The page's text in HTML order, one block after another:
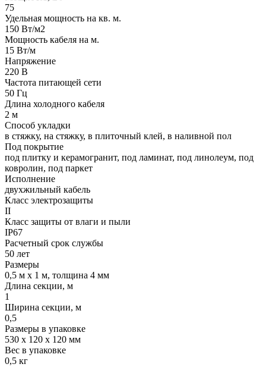
75
Удельная мощность на кв. м.
150 Вт/м2
Мощность кабеля на м.
15 Вт/м
Напряжение
220 В
Частота питающей сети
50 Гц
Длина холодного кабеля
2 м
Способ укладки
в стяжку, на стяжку, в плиточный клей, в наливной пол
Под покрытие
под плитку и керамогранит, под ламинат, под линолеум, под
ковролин, под паркет
Исполнение
двухжильный кабель
Класс электрозащиты
II
Класс защиты от влаги и пыли
IP67
Расчетный срок службы
50 лет
Размеры
0,5 м x 1 м, толщина 4 мм
Длина секции, м
1
Ширина секции, м
0,5
Размеры в упаковке
530 х 120 х 120 мм
Вес в упаковке
0,5 кг